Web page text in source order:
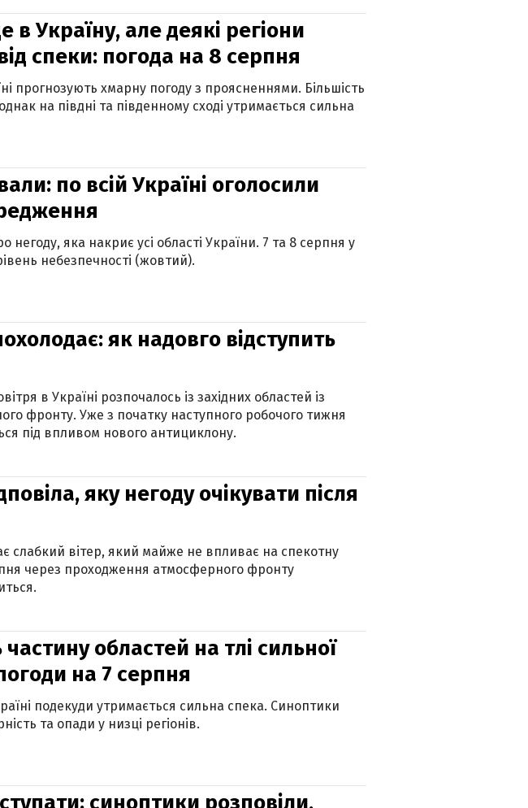
в Україну, але деякі регіони
спеки: погода на 8 серпня
прогнозують хмарну погоду з проясненнями. Більшість
на півдні та південному сході утримається сильна
по всій Україні оголосили
яка накриє усі області України. 7 та 8 серпня у
небезпечності (жовтий).
як надовго відступить
в Україні розпочалось із західних областей із
фронту. Уже з початку наступного робочого тижня
під впливом нового антициклону.
яку негоду очікувати після
слабкий вітер, який майже не впливає на спекотну
через проходження атмосферного фронту
областей на тлі сильної
на 7 серпня
подекуди утримається сильна спека. Синоптики
та опади у низці регіонів.
синоптики розповіли,